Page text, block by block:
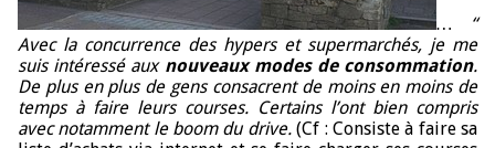
… “
Avec la concurrence des hypers et supermarchés, je me
suis intéressé aux nouveaux modes de consommation.
De plus en plus de gens consacrent de moins en moins de
temps à faire leurs courses. Certains l’ont bien compris
avec notamment le boom du drive.(Cf : Consiste à faire sa